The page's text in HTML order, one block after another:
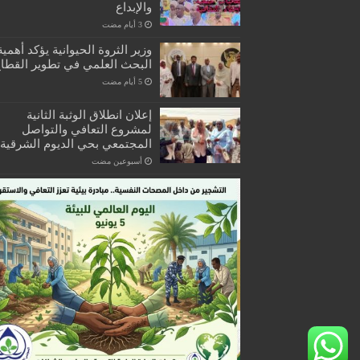
والإبداع
‏3 أيام مضت
وزير الثروة الحيوانية يؤكد
البحث العلمي في تطوير
‏5 أيام مضت
إعلان انطلاق الوثبة الثانية
لمشروع التعافي والتواصل
المجتمعي بحي الديوم الشرقية
‏أسبوعين مضت